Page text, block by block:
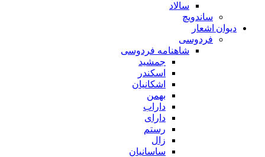
سالاد
ساندویچ
دیوان اشعار
فردوسی
شاهنامه فردوسی
جمشید
اسکندر
اشکانیان
بهمن
داراب
دارای
رستم
زال
ساسانیان